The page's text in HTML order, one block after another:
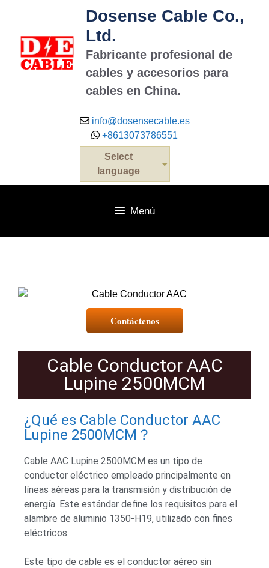
Dosense Cable Co.,
Ltd.
Fabricante profesional de
cables y accesorios para
cables en China.
info@dosensecable.es
+8613073786551
Select
language
Menú
Contáctenos
Cable Conductor AAC
Lupine 2500MCM
¿Qué es Cable Conductor AAC
Lupine 2500MCM？
Cable AAC Lupine 2500MCM es un tipo de
conductor eléctrico empleado principalmente en
líneas aéreas para la transmisión y distribución de
energía. Este estándar define los requisitos para el
alambre de aluminio 1350-H19, utilizado con fines
eléctricos.
Este tipo de cable es el conductor aéreo sin